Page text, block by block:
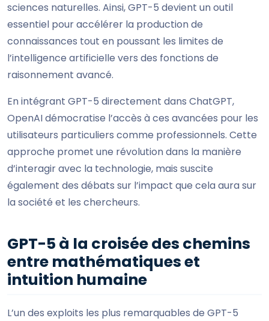
sciences naturelles. Ainsi, GPT-5 devient un outil
essentiel pour accélérer la production de
connaissances tout en poussant les limites de
l’intelligence artificielle vers des fonctions de
raisonnement avancé.
En intégrant GPT-5 directement dans ChatGPT,
OpenAI démocratise l’accès à ces avancées pour les
utilisateurs particuliers comme professionnels. Cette
approche promet une révolution dans la manière
d’interagir avec la technologie, mais suscite
également des débats sur l’impact que cela aura sur
la société et les chercheurs.
GPT-5 à la croisée des chemins
entre mathématiques et
intuition humaine
L’un des exploits les plus remarquables de GPT-5